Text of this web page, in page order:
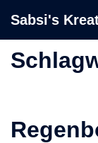
Inhalt
Sabsi's